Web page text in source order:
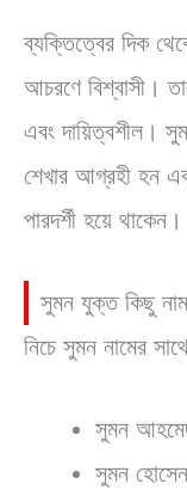
ব্যক্তিত্বের দিক
আচরণে বিশ্বাসী।
এবং দায়িত্বশীল।
শেখার আগ্রহী হন
পারদর্শী হয়ে থাকেন।
সুমন যুক্ত কিছু নাম
নিচে সুমন নামের
সুমন
সুমন হোসেন